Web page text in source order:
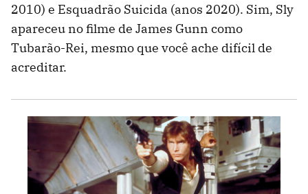
2010) e Esquadrão Suicida (anos 2020). Sim, Sly
apareceu no filme de James Gunn como
Tubarão-Rei, mesmo que você ache difícil de
acreditar.